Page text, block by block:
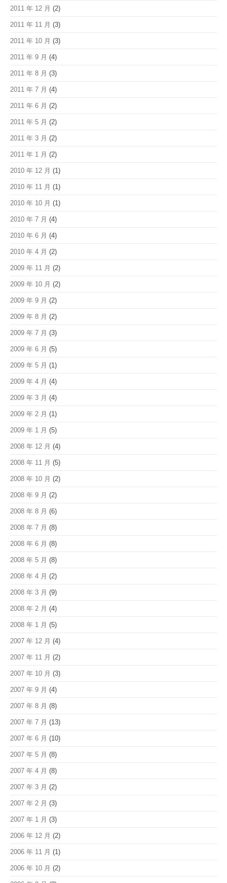
2011 年 12 月 (2)
2011 年 11 月 (3)
2011 年 10 月 (3)
2011 年 9 月 (4)
2011 年 8 月 (3)
2011 年 7 月 (4)
2011 年 6 月 (2)
2011 年 5 月 (2)
2011 年 3 月 (2)
2011 年 1 月 (2)
2010 年 12 月 (1)
2010 年 11 月 (1)
2010 年 10 月 (1)
2010 年 7 月 (4)
2010 年 6 月 (4)
2010 年 4 月 (2)
2009 年 11 月 (2)
2009 年 10 月 (2)
2009 年 9 月 (2)
2009 年 8 月 (2)
2009 年 7 月 (3)
2009 年 6 月 (5)
2009 年 5 月 (1)
2009 年 4 月 (4)
2009 年 3 月 (4)
2009 年 2 月 (1)
2009 年 1 月 (5)
2008 年 12 月 (4)
2008 年 11 月 (5)
2008 年 10 月 (2)
2008 年 9 月 (2)
2008 年 8 月 (6)
2008 年 7 月 (8)
2008 年 6 月 (8)
2008 年 5 月 (8)
2008 年 4 月 (2)
2008 年 3 月 (9)
2008 年 2 月 (4)
2008 年 1 月 (5)
2007 年 12 月 (4)
2007 年 11 月 (2)
2007 年 10 月 (3)
2007 年 9 月 (4)
2007 年 8 月 (8)
2007 年 7 月 (13)
2007 年 6 月 (10)
2007 年 5 月 (8)
2007 年 4 月 (8)
2007 年 3 月 (2)
2007 年 2 月 (3)
2007 年 1 月 (3)
2006 年 12 月 (2)
2006 年 11 月 (1)
2006 年 10 月 (2)